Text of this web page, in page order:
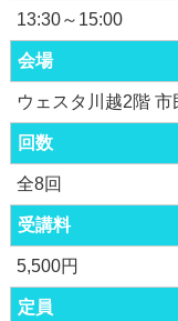
13:30～15:00
会場
ウェスタ川越2階
回数
全8回
受講料
5,500円
定員